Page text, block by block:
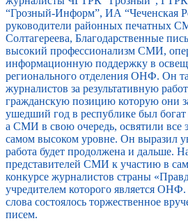
“Грозный-Информ”, ИА “Чеченская
руководители районных печатных
Солтагереева, Благодарственные
высокий профессионализм СМИ,
информационную поддержку в
регионального отделения ОНФ. Он
журналистов за результативную
гражданскую позицию которую они
ушедший год в республике был
а СМИ в свою очередь, освятили все
самом высоком уровне. Он выразил
работа будет продолжена и дальше.
представителей СМИ к участию в
конкурсе журналистов страны
учредителем которого является
слова состоялось торжественное
писем.